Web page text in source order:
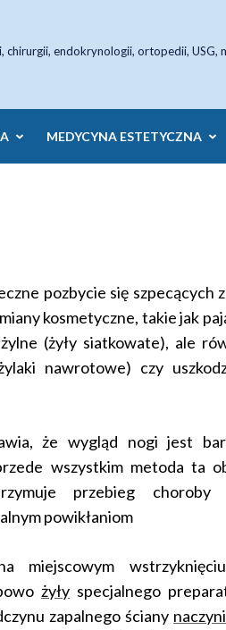
chirurgii, endokrynologii, ortopedii,
MEDYCYNA ESTETYCZNA
pozbycie się szpecących
kosmetyczne, takie jak
(żyły siatkowate), ale
nawrotowe) czy
że wygląd nogi jest
wszystkim metoda ta
przebieg choroby
powikłaniom
miejscowym
żyły specjalnego
zapalnego ściany